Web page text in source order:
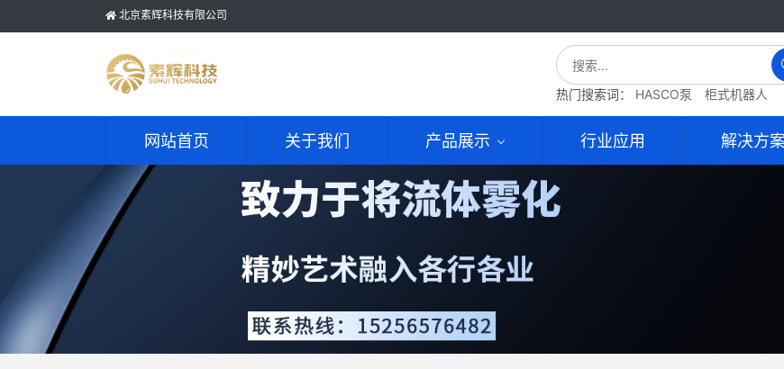
北京素辉科技有限公司
热门搜索词： HASCO泵 柜式机器人
网站首页 关于我们 产品展示 行业应用 解决方案